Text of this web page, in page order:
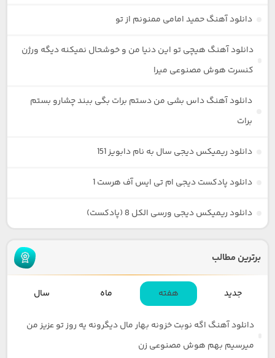
دانلود آهنگ حمید امامی ممنونم از تو
دانلود آهنگ هیچی تو این دنیا من و خوشحال نمیکنه دیگه ورژن
کنسرت هوش مصنوعی میرا
دانلود آهنگ داس بشی من دستم برات بگی ببند چشارو بستم
برات
دانلود ریمیکس دیجی سال به نام دابویز 151
دانلود پادکست دیجی ام تی ایس آف هرست 1
دانلود ریمیکس دیجی ورسی الکل 8 (پادکست)
برترین مطالب
جدید هفته ماه سال
دانلود آهنگ اگه نوبت خزونه بهار مال دیگرونه یه روز تو عزیز من
میرسیم بهم هوش مصنوعی زن